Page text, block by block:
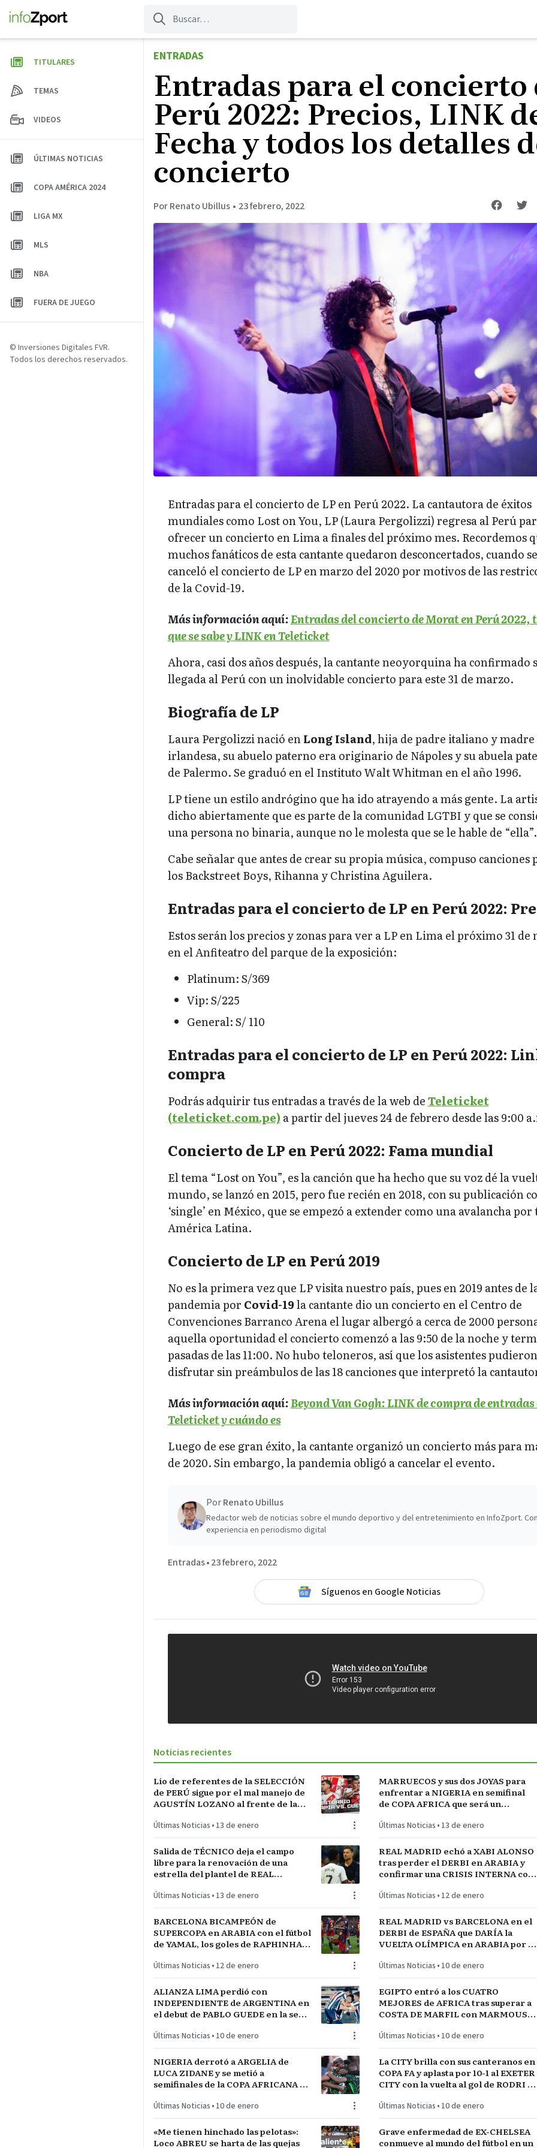
contenido
ENTRADAS
Entradas para el concierto
Perú 2022: Precios, LINK
Fecha y todos los detalles
concierto
Por Renato Ubillus • 23 febrero, 2022
Entradas para el concierto de LP en Perú 2022. La cantautora de éxitos
mundiales como Lost on You, LP (Laura Pergolizzi) regresa al Perú
ofrecer un concierto en Lima a finales del próximo mes. Recordemos
muchos fanáticos de esta cantante quedaron desconcertados, cuando se
canceló el concierto de LP en marzo del 2020 por motivos de las
de la Covid-19.
Más información aquí:Entradas del concierto de Morat en Perú 2022,
que se sabe y LINK en Teleticket
Ahora, casi dos años después, la cantante neoyorquina ha confirmado
llegada al Perú con un inolvidable concierto para este 31 de marzo.
Biografía de LP
Laura Pergolizzi nació enLong Island, hija de padre italiano y madre
irlandesa, su abuelo paterno era originario de Nápoles y su abuela
de Palermo. Se graduó en el Instituto Walt Whitman en el año 1996.
LP tiene un estilo andrógino que ha ido atrayendo a más gente. La
dicho abiertamente que es parte de la comunidad LGTBI y que se
una persona no binaria, aunque no le molesta que se le hable de “ella”.
Cabe señalar que antes de crear su propia música, compuso canciones
los Backstreet Boys, Rihanna y Christina Aguilera.
Entradas para el concierto de LP en Perú 2022:
Estos serán los precios y zonas para ver a LP en Lima el próximo 31 de
en el Anfiteatro del parque de la exposición:
Platinum: S/369
Vip: S/225
General: S/ 110
Entradas para el concierto de LP en Perú 2022:
compra
Podrás adquirir tus entradas a través de la web deTeleticket
(teleticket.com.pe) a partir del jueves 24 de febrero desde las 9:00
Concierto de LP en Perú 2022: Fama mundial
El tema “Lost on You”, es la canción que ha hecho que su voz dé la
mundo, se lanzó en 2015, pero fue recién en 2018, con su publicación
‘single’ en México, que se empezó a extender como una avalancha por
América Latina.
Concierto de LP en Perú 2019
No es la primera vez que LP visita nuestro país, pues en 2019 antes de
pandemia por Covid-19la cantante dio un concierto en el Centro de
Convenciones Barranco Arena el lugar albergó a cerca de 2000
aquella oportunidad el concierto comenzó a las 9:50 de la noche y
pasadas de las 11:00. No hubo teloneros, así que los asistentes pudieron
disfrutar sin preámbulos de las 18 canciones que interpretó la
Más información aquí:Beyond Van Gogh: LINK de compra de entradas
Teleticket y cuándo es
Luego de ese gran éxito, la cantante organizó un concierto más para
de 2020. Sin embargo, la pandemia obligó a cancelar el evento.
PorRenato Ubillus
Redactor web de noticias sobre el mundo deportivo y del entretenimiento en InfoZport. Con
experiencia en periodismo digital
Entradas•23 febrero, 2022
Síguenos en Google Noticias
Noticias recientes
Lío de referentes de la SELECCIÓN
de PERÚ sigue por el mal manejo de
AGUSTÍN LOZANO al frente de la
Últimas Noticias • 13 de enero
MARRUECOS y sus dos JOYAS para
enfrentar a NIGERIA en semifinal
de COPA AFRICA que será un
reservado
Últimas Noticias • 13 de enero
Salida de TÉCNICO deja el campo
libre para la renovación de una
estrella del plantel de REAL
Últimas Noticias • 13 de enero
REAL MADRID echó a XABI ALONSO
tras perder el DERBI en ARABIA y
confirmar una CRISIS INTERNA con
Últimas Noticias • 12 de enero
BARCELONA BICAMPEÓN de
SUPERCOPA en ARABIA con el fútbol
de YAMAL, los goles de RAPHINHA y
Últimas Noticias • 12 de enero
REAL MADRID vs BARCELONA en el
DERBI de ESPAÑA que DARÍA la
VUELTA OLÍMPICA en ARABIA por el
Últimas Noticias • 10 de enero
ALIANZA LIMA perdió con
INDEPENDIENTE de ARGENTINA en
el debut de PABLO GUEDE en la serie
Últimas Noticias • 10 de enero
EGIPTO entró a los CUATRO
MEJORES de AFRICA tras superar a
COSTA DE MARFIL con MARMOUSH
Últimas Noticias • 10 de enero
NIGERIA derrotó a ARGELIA de
LUCA ZIDANE y se metió a
semifinales de la COPA AFRICANA de
Últimas Noticias • 10 de enero
La CITY brilla con sus canteranos en
COPA FA y aplasta por 10-1 al EXETER
CITY con la vuelta al gol de RODRI y
Últimas Noticias • 10 de enero
«Me tienen hinchado las pelotas»:
Loco ABREU se harta de las quejas
Grave enfermedad de EX-CHELSEA
conmueve al mundo del fútbol en un
TITULARES
TEMAS
VIDEOS
ÚLTIMAS NOTICIAS
COPA AMÉRICA 2024
LIGA MX
MLS
NBA
FUERA DE JUEGO
© Inversiones Digitales FVR.
Todos los derechos reservados.